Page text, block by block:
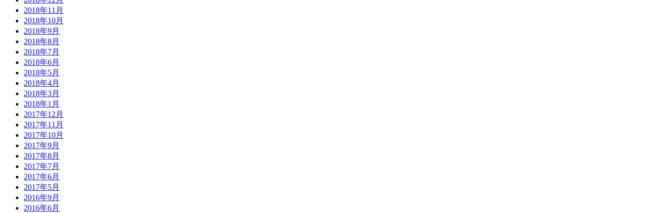
2018年11月
2018年10月
2018年9月
2018年8月
2018年7月
2018年6月
2018年5月
2018年4月
2018年3月
2018年1月
2017年12月
2017年11月
2017年10月
2017年9月
2017年8月
2017年7月
2017年6月
2017年5月
2016年9月
2016年6月